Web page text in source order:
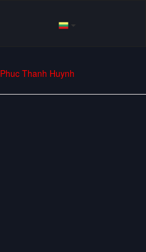
Phuc Thanh Huynh